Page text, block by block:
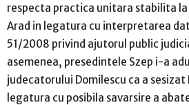
respecta practica unitara stabilita
Arad in legatura cu interpretarea
51/2008 privind ajutorul public
asemenea, presedintele Szep i-a
judecatorului Domilescu ca a sesizat
legatura cu posibila savarsire a